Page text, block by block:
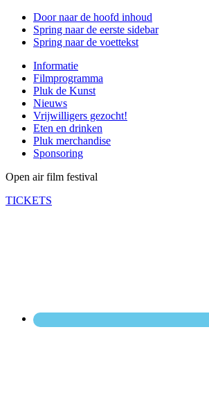
Door naar de hoofd inhoud
Spring naar de eerste sidebar
Spring naar de voettekst
Informatie
Filmprogramma
Pluk de Kunst
Nieuws
Vrijwilligers gezocht!
Eten en drinken
Pluk merchandise
Sponsoring
Open air film festival
TICKETS